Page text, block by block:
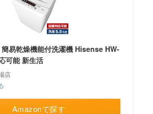
易乾燥機能付洗濯機 Hisense HW-
可能 新生活
店
Amazonで探す